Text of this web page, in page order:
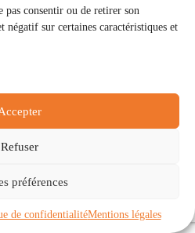
pas consentir ou de retirer son
négatif sur certaines caractéristiques et
Refuser
préférences
de confidentialitéMentions légales
À propos
cookies (UE)